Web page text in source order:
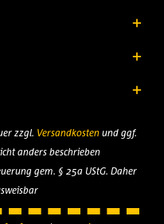
zzgl. Versandkostenund ggf.
anders beschrieben
gem. § 25a UStG. Daher